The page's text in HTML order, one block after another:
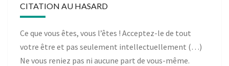
CITATION AU HASARD
Ce que vous êtes, vous l’êtes ! Acceptez-le de tout
votre être et pas seulement intellectuellement (…)
Ne vous reniez pas ni aucune part de vous-même.